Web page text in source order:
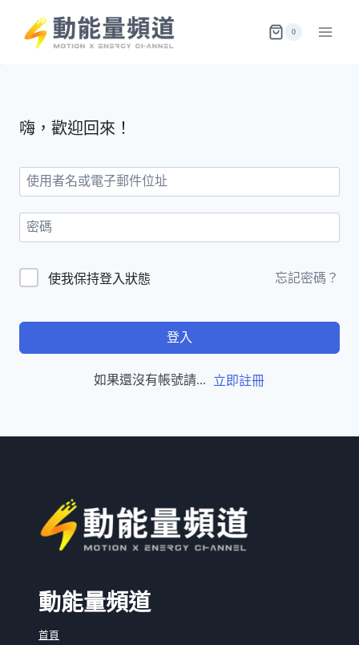
content
0
嗨，歡迎回來！
使我保持登入狀態 忘記密碼？
登入
如果還沒有帳號請... 立即註冊
動能量頻道
首頁